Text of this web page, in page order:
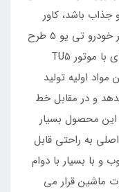
جذاب باشد، کاور
درب موتور TU5 (مشکی) درپوش موتور خودرو تی یو 5 طرح
RC تولیدی جادوکار برای انواع خودروهای با موتور TU5
اولیه تولید
و در مقابل خط
محصول بسیار
به راحتی قابل
با بسیار با دوام
ماشین قرار می